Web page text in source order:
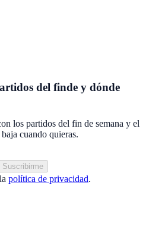
del finde y dónde
los partidos del fin de semana y el
cuando quieras.
Suscribirme
política de privacidad.